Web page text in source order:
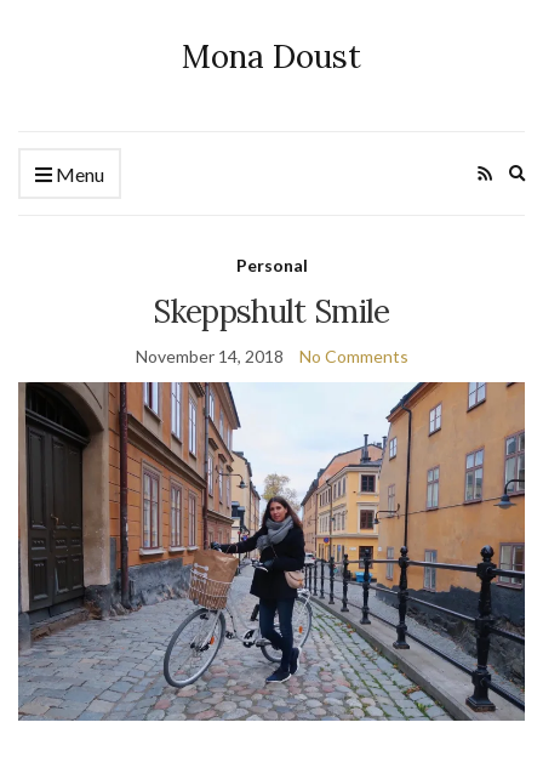
Mona Doust
Menu
Personal
Skeppshult Smile
November 14, 2018 No Comments